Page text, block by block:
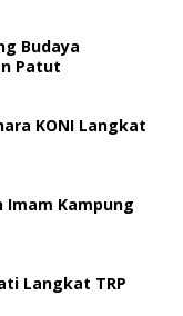
Budaya
Patut
KONI Langkat
Imam Kampung
Langkat TRP